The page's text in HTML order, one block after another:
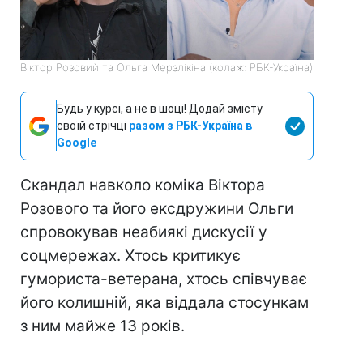
Віктор Розовий та Ольга Мерзлікіна (колаж: РБК-Україна)
Будь у курсі, а не в шоці! Додай змісту
своїй стрічці разом з РБК-Україна в
Google
Скандал навколо коміка Віктора
Розового та його ексдружини Ольги
спровокував неабиякі дискусії у
соцмережах. Хтось критикує
гумориста-ветерана, хтось співчуває
його колишній, яка віддала стосункам
з ним майже 13 років.